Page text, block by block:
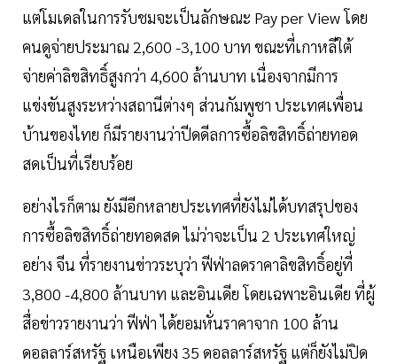
แต่โมเดลในการรับชมจะเป็นลักษณะ Pay per View โดย
คนดูจ่ายประมาณ 2,600 -3,100 บาท ขณะที่เกาหลีใต้
จ่ายค่าลิขสิทธิ์สูงกว่า 4,600 ล้านบาท เนื่องจากมีการ
แข่งขันสูงระหว่างสถานีต่างๆ ส่วนกัมพูชา ประเทศเพื่อน
บ้านของไทย ก็มีรายงานว่าปีดดีลการซื้อลิขสิทธิ์ถ่ายทอด
สดเป็นที่เรียบร้อย
อย่างไรก็ตาม ยังมีอีกหลายประเทศที่ยังไม่ได้บทสรุปของ
การซื้อลิขสิทธิ์ถ่ายทอดสด ไม่ว่าจะเป็น 2 ประเทศใหญ่
อย่าง จีน ที่รายงานข่าวระบุว่า ฟีฟ่าลดราคาลิขสิทธิ์อยู่ที่
3,800 -4,800 ล้านบาท และอินเดีย โดยเฉพาะอินเดีย ที่ผู้
สื่อข่าวรายงานว่า ฟีฟ่า ได้ยอมหั่นราคาจาก 100 ล้าน
ดอลลาร์สหรัฐ เหนือเพียง 35 ดอลลาร์สหรัฐ แต่ก็ยังไม่ปิด